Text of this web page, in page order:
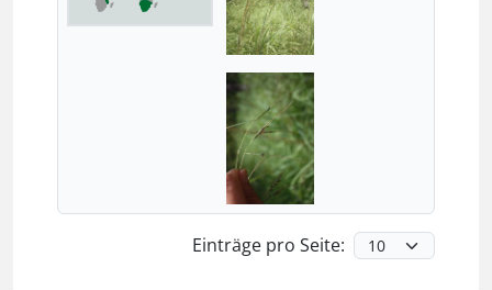
Einträge pro Seite: